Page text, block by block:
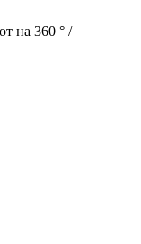
на 360 ° /